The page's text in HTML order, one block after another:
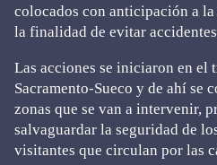
colocados con anticipación a
la finalidad de evitar
Las acciones se iniciaron en el
Sacramento-Sueco y de ahí se
zonas que se van a intervenir,
salvaguardar la seguridad de
visitantes que circulan por las